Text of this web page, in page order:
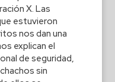
X. Las
estuvieron
nos dan una
explican el
de seguridad,
sin